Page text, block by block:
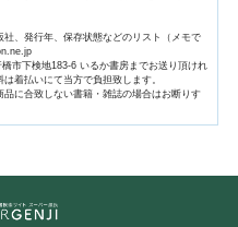
、発行年、保存状態などのリスト（メモで
市下検地183-6 いるか書房までお送り頂けれ
着払いにて当方で負担致します。
に合致しない書籍・雑誌の場合はお断りす